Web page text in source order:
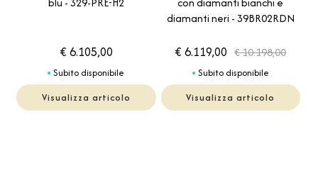
€ 6.105,00
Subito disponibile
Visualizza articolo
diamanti neri - 39BR02RDN
€ 6.119,00 € 10.198,00
Subito disponibile
Visualizza articolo